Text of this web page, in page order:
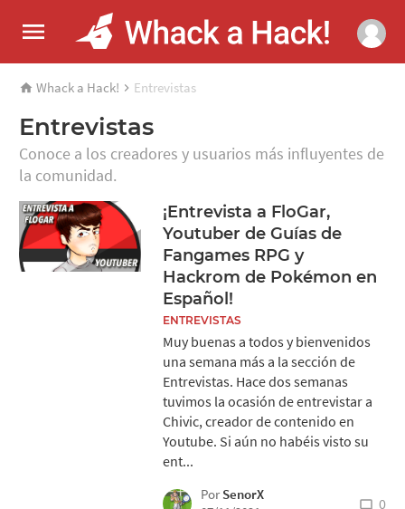
Whack a Hack! Entrevistas
Entrevistas
Conoce a los creadores y usuarios más influyentes de
la comunidad.
¡Entrevista a FloGar,
Youtuber de Guías de
Fangames RPG y
Hackrom de Pokémon en
Español!
ENTREVISTAS
Muy buenas a todos y bienvenidos
una semana más a la sección de
Entrevistas. Hace dos semanas
tuvimos la ocasión de entrevistar a
Chivic, creador de contenido en
Youtube. Si aún no habéis visto su
ent...
Por SenorX
0